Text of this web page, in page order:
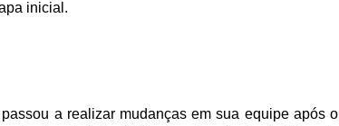
inicial.
a realizar mudanças em sua equipe após o